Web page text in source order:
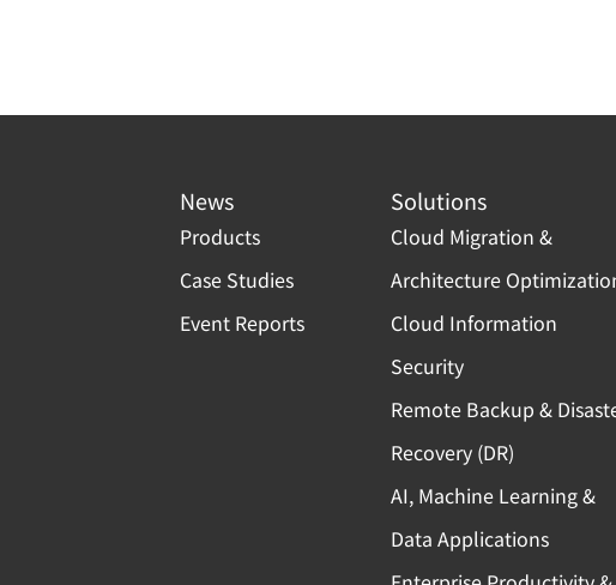
News
Products
Case Studies
Event Reports
Solutions
Cloud Migration &
Architecture
Cloud Information
Security
Remote Backup &
Recovery (DR)
AI, Machine Learning &
Data Applications